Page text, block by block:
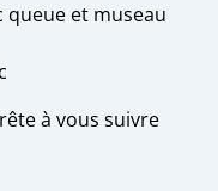
queue et museau
à vous suivre